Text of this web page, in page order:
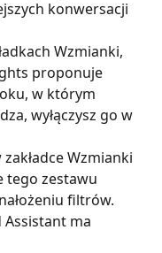
konwersacji
Wzmianki,
proponuje
w którym
wyłączysz go w
zakładce Wzmianki
tego zestawu
filtrów.
Assistant ma